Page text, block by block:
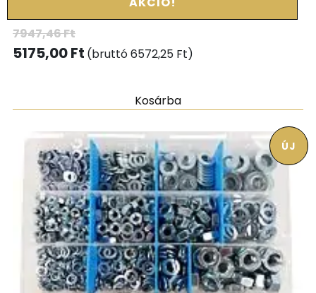
7947,46Ft
5175,00Ft (bruttó6572,25 Ft)
Kosárba
ÚJ